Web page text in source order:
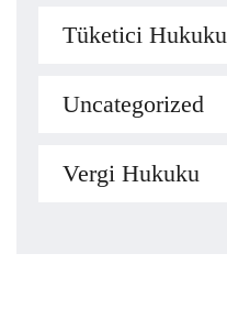
Tüketici Hukuku
Uncategorized
Vergi Hukuku